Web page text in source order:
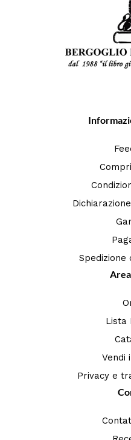
Lista
Vendi
Privacy e